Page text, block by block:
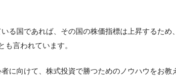
る国であれば、その国の株価指標は上昇するた
言われています。
向けて、株式投資で勝つためのノウハウをお教